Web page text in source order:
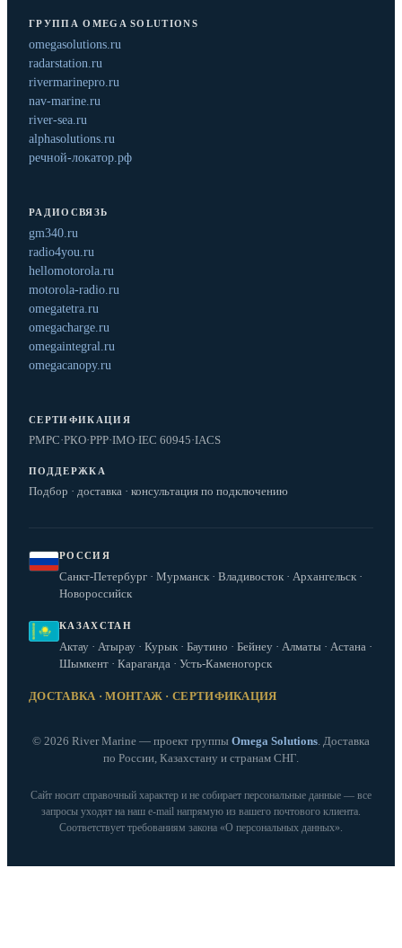
ГРУППА OMEGA SOLUTIONS
omegasolutions.ru
radarstation.ru
rivermarinepro.ru
nav-marine.ru
river-sea.ru
alphasolutions.ru
речной-локатор.рф
РАДИОСВЯЗЬ
gm340.ru
radio4you.ru
hellomotorola.ru
motorola-radio.ru
omegatetra.ru
omegacharge.ru
omegaintegral.ru
omegacanopy.ru
СЕРТИФИКАЦИЯ
РМРС·РКО·РРР·IMO·IEC 60945·IACS
ПОДДЕРЖКА
Подбор · доставка · консультация по подключению
РОССИЯ
Санкт-Петербург · Мурманск · Владивосток · Архангельск ·
Новороссийск
КАЗАХСТАН
Актау · Атырау · Курык · Баутино · Бейнеу · Алматы · Астана ·
Шымкент · Караганда · Усть-Каменогорск
ДОСТАВКА · МОНТАЖ · СЕРТИФИКАЦИЯ
© 2026 River Marine — проект группы Omega Solutions. Доставка
по России, Казахстану и странам СНГ.
Сайт носит справочный характер и не собирает персональные данные — все
запросы уходят на наш e‑mail напрямую из вашего почтового клиента.
Соответствует требованиям закона «О персональных данных».